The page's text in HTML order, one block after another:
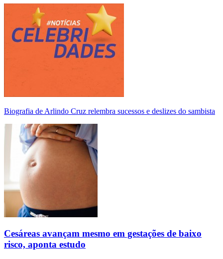
Biografia de Arlindo Cruz relembra sucessos e deslizes do sambista
Cesáreas avançam mesmo em gestações de baixo
risco, aponta estudo